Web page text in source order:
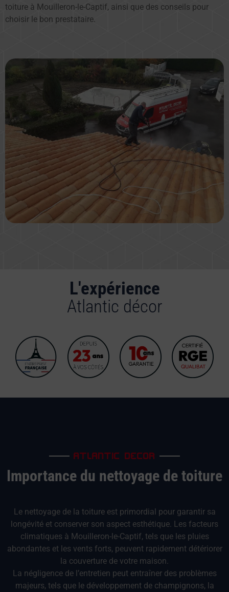
toiture à Mouilleron-le-Captif, ainsi que des conseils pour
choisir le bon prestataire.
L'expérience
Atlantic décor
ATLANTIC DECOR
Importance du nettoyage de toiture
Le nettoyage de la toiture est primordial pour garantir sa
longévité et conserver son aspect esthétique. Les facteurs
climatiques à Mouilleron-le-Captif, tels que les pluies
abondantes et les vents forts, peuvent rapidement détériorer
la couverture de votre maison.
La négligence de l’entretien peut entraîner des problèmes
majeurs, tels que le développement de champignons, la